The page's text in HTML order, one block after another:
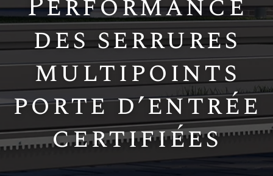
des serrures
multipoints
porte d’entrée
certifiées